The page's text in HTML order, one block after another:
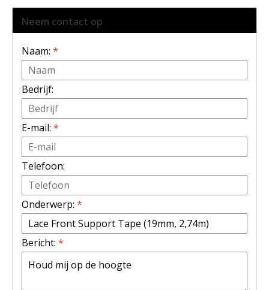
Neem contact op
Naam: *
Bedrijf:
E-mail: *
Telefoon:
Onderwerp: *
Bericht: *